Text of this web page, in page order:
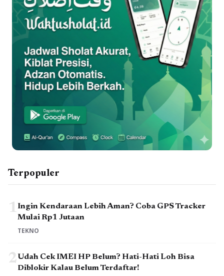
Terpopuler
1Ingin Kendaraan Lebih Aman? Coba GPS Tracker
Mulai Rp1 Jutaan
TEKNO
2Udah Cek IMEI HP Belum? Hati-Hati Loh Bisa
Diblokir Kalau Belum Terdaftar!